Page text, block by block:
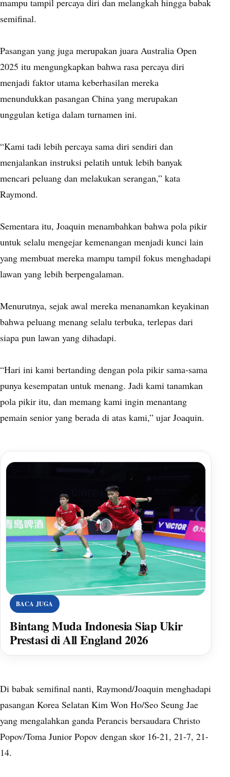
semifinal.
Pasangan yang juga merupakan juara Australia Open
2025 itu mengungkapkan bahwa rasa percaya diri
menjadi faktor utama keberhasilan mereka
menundukkan pasangan China yang merupakan
unggulan ketiga dalam turnamen ini.
“Kami tadi lebih percaya sama diri sendiri dan
menjalankan instruksi pelatih untuk lebih banyak
mencari peluang dan melakukan serangan,” kata
Raymond.
Sementara itu, Joaquin menambahkan bahwa pola pikir
untuk selalu mengejar kemenangan menjadi kunci lain
yang membuat mereka mampu tampil fokus menghadapi
lawan yang lebih berpengalaman.
Menurutnya, sejak awal mereka menanamkan keyakinan
bahwa peluang menang selalu terbuka, terlepas dari
siapa pun lawan yang dihadapi.
“Hari ini kami bertanding dengan pola pikir sama-sama
punya kesempatan untuk menang. Jadi kami tanamkan
pola pikir itu, dan memang kami ingin menantang
pemain senior yang berada di atas kami,” ujar Joaquin.
BACA JUGA
Bintang Muda Indonesia Siap Ukir
Prestasi di All England 2026
Di babak semifinal nanti, Raymond/Joaquin menghadapi
pasangan Korea Selatan Kim Won Ho/Seo Seung Jae
yang mengalahkan ganda Perancis bersaudara Christo
Popov/Toma Junior Popov dengan skor 16-21, 21-7, 21-
14.